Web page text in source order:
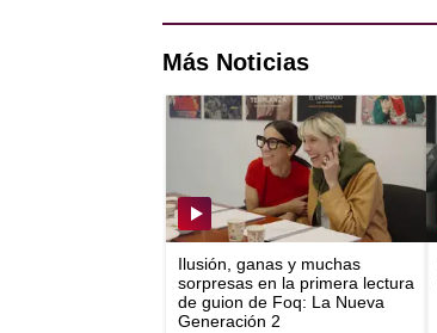
Más Noticias
Ilusión, ganas y muchas
sorpresas en la primera lectura
de guion de Foq: La Nueva
Generación 2